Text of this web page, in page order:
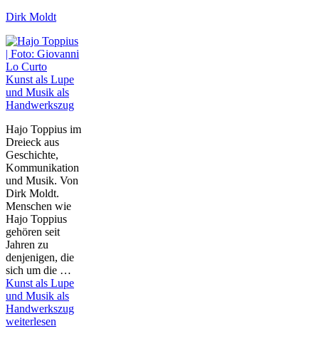
Dirk Moldt
Kunst als Lupe
und Musik als
Handwerkszug
Hajo Toppius im
Dreieck aus
Geschichte,
Kommunikation
und Musik. Von
Dirk Moldt.
Menschen wie
Hajo Toppius
gehören seit
Jahren zu
denjenigen, die
sich um die …
Kunst als Lupe
und Musik als
Handwerkszug
weiterlesen